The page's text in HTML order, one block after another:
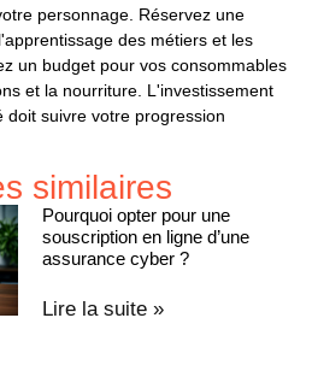
personnage. Réservez une
des métiers et les
un budget pour vos consommables
et la nourriture. L'investissement
suivre votre progression
similaires
Pourquoi opter pour une
souscription en ligne d’une
assurance cyber ?
Lire la suite »